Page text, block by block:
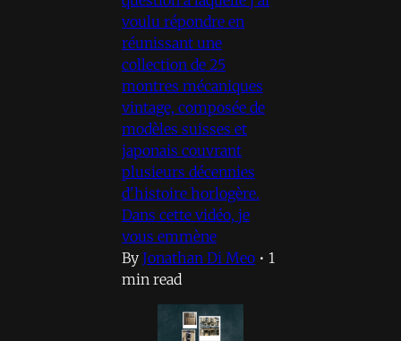
voulu répondre en
réunissant une
collection de 25
montres mécaniques
vintage, composée de
modèles suisses et
japonais couvrant
plusieurs décennies
d'histoire horlogère.
Dans cette vidéo, je
vous emmène
By Jonathan Di Meo • 1
min read